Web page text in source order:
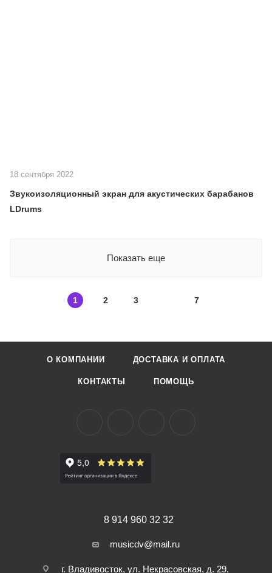
18 сентября 2022
Звукоизоляционный экран для акустических барабанов
LDrums
Показать еще
1 2 3 7
О КОМПАНИИ ДОСТАВКА И ОПЛАТА
КОНТАКТЫ ПОМОЩЬ
8 914 960 32 32
musicdv@mail.ru
г. Владивосток, ул. Некрасовская, д. 29,